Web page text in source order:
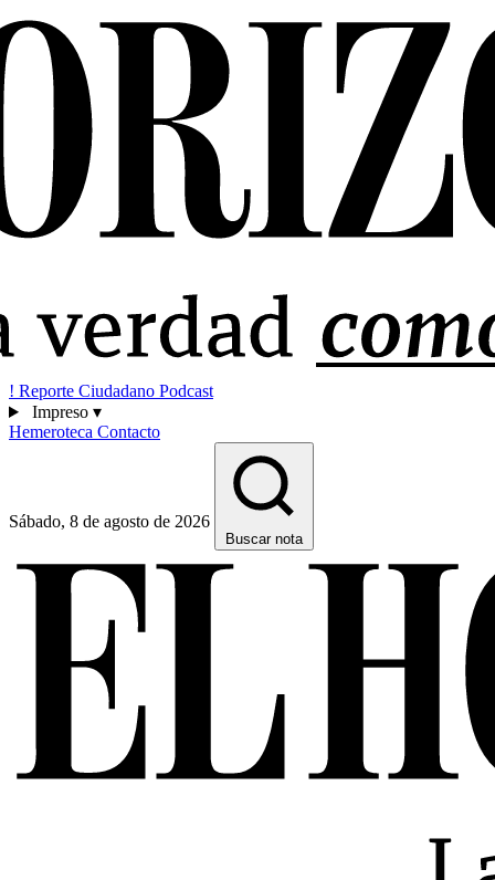
! Reporte Ciudadano Podcast
Impreso ▾
Hemeroteca Contacto
Sábado, 8 de agosto de 2026
Buscar nota